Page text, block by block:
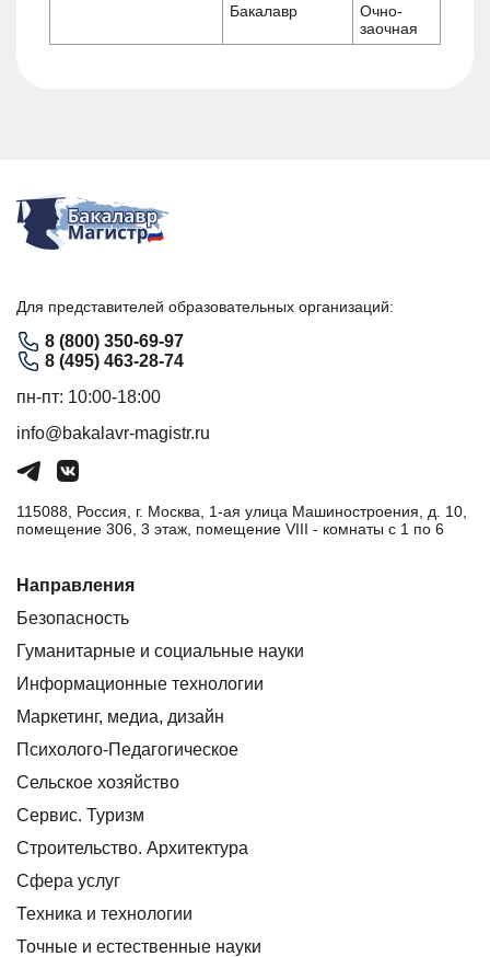
Бакалавр
Очно-
заочная
Для представителей образовательных организаций:
8 (800) 350-69-97
8 (495) 463-28-74
пн-пт: 10:00-18:00
info@bakalavr-magistr.ru
115088, Россия, г. Москва, 1-ая улица Машиностроения, д. 10,
помещение 306, 3 этаж, помещение VIII - комнаты с 1 по 6
Направления
Безопасность
Гуманитарные и социальные науки
Информационные технологии
Маркетинг, медиа, дизайн
Психолого-Педагогическое
Сельское хозяйство
Сервис. Туризм
Строительство. Архитектура
Сфера услуг
Техника и технологии
Точные и естественные науки